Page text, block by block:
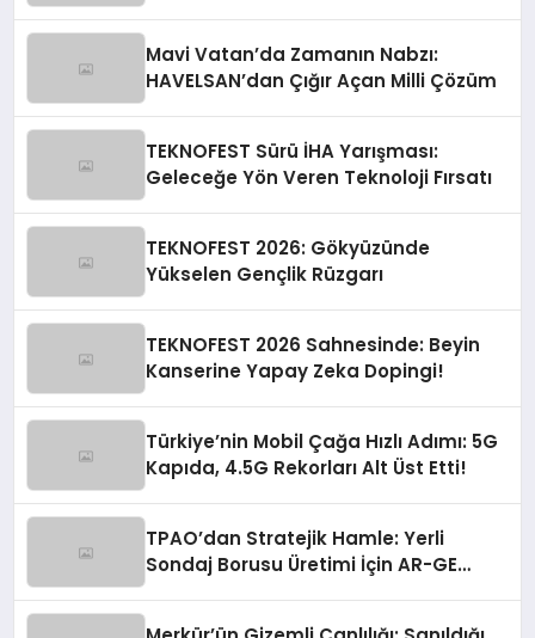
Mavi Vatan’da Zamanın Nabzı:
HAVELSAN’dan Çığır Açan Milli Çözüm
TEKNOFEST Sürü İHA Yarışması:
Geleceğe Yön Veren Teknoloji Fırsatı
TEKNOFEST 2026: Gökyüzünde
Yükselen Gençlik Rüzgarı
TEKNOFEST 2026 Sahnesinde: Beyin
Kanserine Yapay Zeka Dopingi!
Türkiye’nin Mobil Çağa Hızlı Adımı: 5G
Kapıda, 4.5G Rekorları Alt Üst Etti!
TPAO’dan Stratejik Hamle: Yerli
Sondaj Borusu Üretimi İçin AR-GE